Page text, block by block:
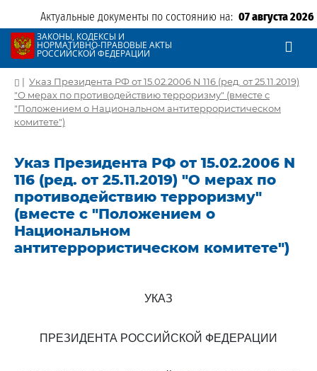
Актуальные документы по состоянию на: 07 августа 2026
ЗАКОНЫ, КОДЕКСЫ И
НОРМАТИВНО-ПРАВОВЫЕ АКТЫ
РОССИЙСКОЙ ФЕДЕРАЦИИ
| Указ Президента РФ от 15.02.2006 N 116 (ред. от 25.11.2019)
"О мерах по противодействию терроризму" (вместе с
"Положением о Национальном антитеррористическом
комитете")
Указ Президента РФ от 15.02.2006 N
116 (ред. от 25.11.2019) "О мерах по
противодействию терроризму"
(вместе с "Положением о
Национальном
антитеррористическом комитете")
УКАЗ
ПРЕЗИДЕНТА РОССИЙСКОЙ ФЕДЕРАЦИИ